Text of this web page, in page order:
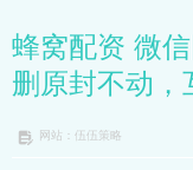
蜂窝配资 微
删原封不动
网站：伍伍策略